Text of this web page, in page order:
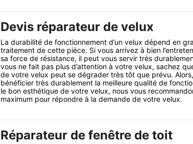
Devis réparateur de velux
La durabilité de fonctionnement d’un velux dépend en
traitement de cette pièce. Si vous arrivez à bien
sa force de résistance, il peut vous servir très
vous ne fait pas plus d’attention à votre velux, sachez
de votre velux peut se dégrader très tôt que prévu.
bénéficier très durablement la meilleure qualité de
le bon esthétique de votre velux, nous vous
maximum pour répondre à la demande de votre velux.
Réparateur de fenêtre de toit